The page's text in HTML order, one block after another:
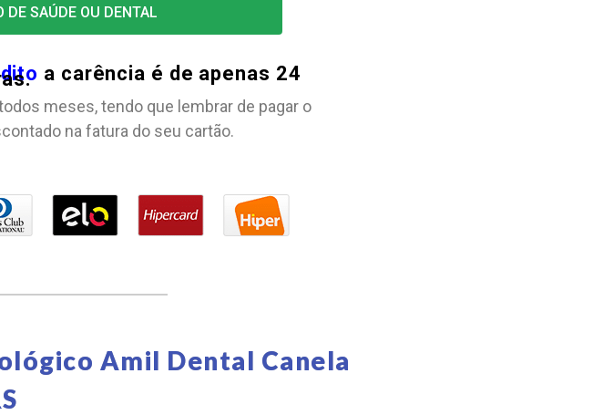
DE SAÚDE OU DENTAL
a carência é de apenas 24
meses, tendo que lembrar de pagar o
na fatura do seu cartão.
Amil Dental Canela